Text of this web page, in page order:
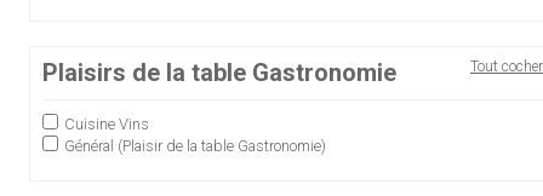
Plaisirs de la table Gastronomie Tout cocher
Cuisine Vins
Général (Plaisir de la table Gastronomie)